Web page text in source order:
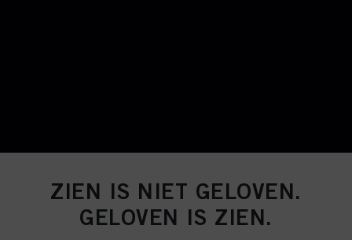
ZIEN IS NIET GELOVEN.
GELOVEN IS ZIEN.